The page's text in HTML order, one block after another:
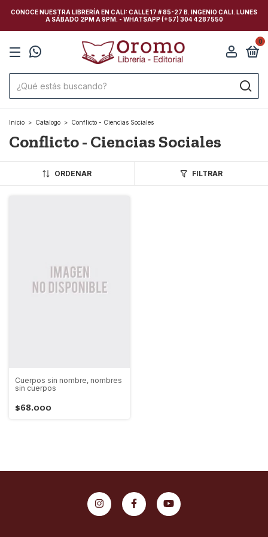
CONOCE NUESTRA LIBRERÍA EN CALI: CALLE 17 # 85-27 B. INGENIO CALI. LUNES
A SÁBADO 2PM A 9PM. - WHATSAPP (+57) 304 4287550
0
Inicio > Catalogo > Conflicto - Ciencias Sociales
Conflicto - Ciencias Sociales
ORDENAR FILTRAR
Cuerpos sin nombre, nombres
sin cuerpos
$68.000